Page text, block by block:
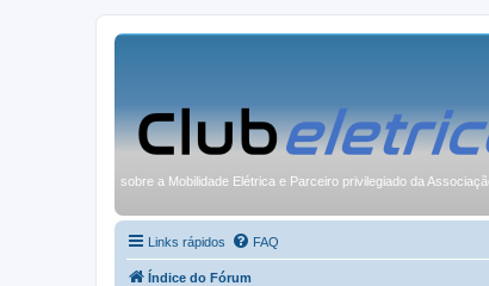
sobre a Mobilidade Elétrica e Parceiro privilegiado da
Links rápidos FAQ
Índice do Fórum